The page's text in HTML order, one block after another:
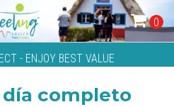
- ENJOY BEST VALUE
0
día completo